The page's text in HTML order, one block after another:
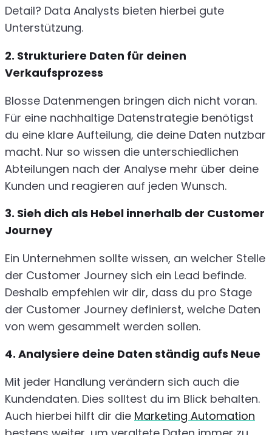
Detail? Data Analysts bieten hierbei gute
Unterstützung.
2. Strukturiere Daten für deinen
Verkaufsprozess
Blosse Datenmengen bringen dich nicht voran.
Für eine nachhaltige Datenstrategie benötigst
du eine klare Aufteilung, die deine Daten nutzbar
macht. Nur so wissen die unterschiedlichen
Abteilungen nach der Analyse mehr über deine
Kunden und reagieren auf jeden Wunsch.
3. Sieh dich als Hebel innerhalb der Customer
Journey
Ein Unternehmen sollte wissen, an welcher Stelle
der Customer Journey sich ein Lead befinde.
Deshalb empfehlen wir dir, dass du pro Stage
der Customer Journey definierst, welche Daten
von wem gesammelt werden sollen.
4. Analysiere deine Daten ständig aufs Neue
Mit jeder Handlung verändern sich auch die
Kundendaten. Dies solltest du im Blick behalten.
Auch hierbei hilft dir die Marketing Automation